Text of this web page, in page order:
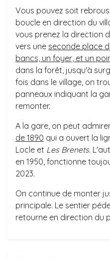
Vous pouvez soit
boucle en direction du
vous prenez la direction
vers une seconde place
bancs, un foyer, et un
dans la forêt, jusqu'à
fois dans le village, on
panneaux indiquant la
remonter.
A la gare, on peut
de 1890 qui a ouvert la
Locle et Les Brenets.
en 1950, fonctionne
2023.
On continue de monter
principale. Le sentier
retourne en direction du